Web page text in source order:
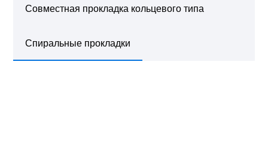
Совместная прокладка кольцевого типа
Спиральные прокладки